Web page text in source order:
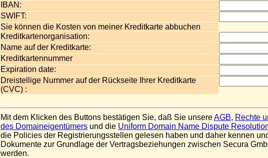
IBAN:
SWIFT:
Sie können die Kosten von meiner Kreditkarte abbuchen
Kreditkartenorganisation:
Name auf der Kreditkarte:
Kreditkartennummer
Expiration date:
Dreistellige Nummer auf der Rückseite Ihrer Kreditkarte
(CVC) :
Mit dem Klicken des Buttons bestätigen Sie, daß Sie unsereAGB, Rechte
des Domaineigentümers und die Uniform Domain Name Dispute
die Policies der Registrierungsstellen gelesen haben und daher kennen
Dokumente zur Grundlage der Vertragsbeziehungen zwischen Secura
werden.